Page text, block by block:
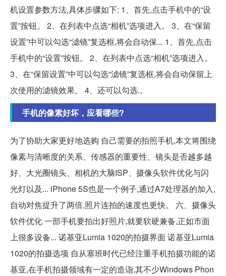
机设置参数方法,具体步骤如下: 1、首先,点击手机中的“设
置”按钮。 2、在列表中点选“相机”选项进入。 3、在“保留
设置”中可以勾选“滤镜”复选框,将会自动保... 1、首先,点击
手机中的“设置”按钮。 2、在列表中点选“相机”选项进入。
3、在“保留设置”中可以勾选“滤镜”复选框,将会自动保留上
次使用的滤镜效果。 4、还可以勾选.。
手机的像素好坏，应看哪些?
为了协助大家更好地选购 自己需要的拍照手机,本文将围绕
像素与清晰度的关系、传感器的重要性、镜头是否越多越
好、大光圈镜头、相机的大脑ISP、摄像头软件优化与闪
光灯以及... iPhone 5S也是一个例子,通过A7处理器的加入,
自动对焦提升了两倍,照片连拍的速度也更快。 六、摄像头
软件优化 一部手机要拍出好照片,就要软硬兼备,正如市面
上很多设备... 诺基亚Lumia 1020的拍摄界面 诺基亚Lumia
1020的拍摄选项 自从塞班时代已经注重手机拍摄功能的诺
基亚,在手机拍摄领域有一定的造诣,其不少Windows Phon